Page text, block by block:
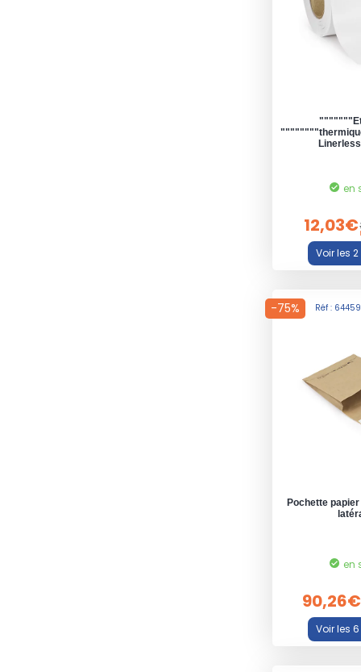
en
12,03€
-75% Réf :
Pochette
en
90,26€